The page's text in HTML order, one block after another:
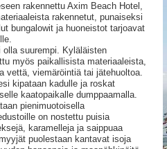
rakennettu Axim Beach Hotel,
rakennetut, punaiseksi
bungalowit ja huoneistot tarjoavat
suurempi. Kyläläisten
myös paikallisista materiaaleista,
vettä, viemäröintiä tai jätehuoltoa.
kipataan kadulle ja roskat
kaatopaikalle dumppaamalla.
pienimuotoisella
on nostettu puisia
karamelleja ja saippuaa
puolestaan kantavat isoja